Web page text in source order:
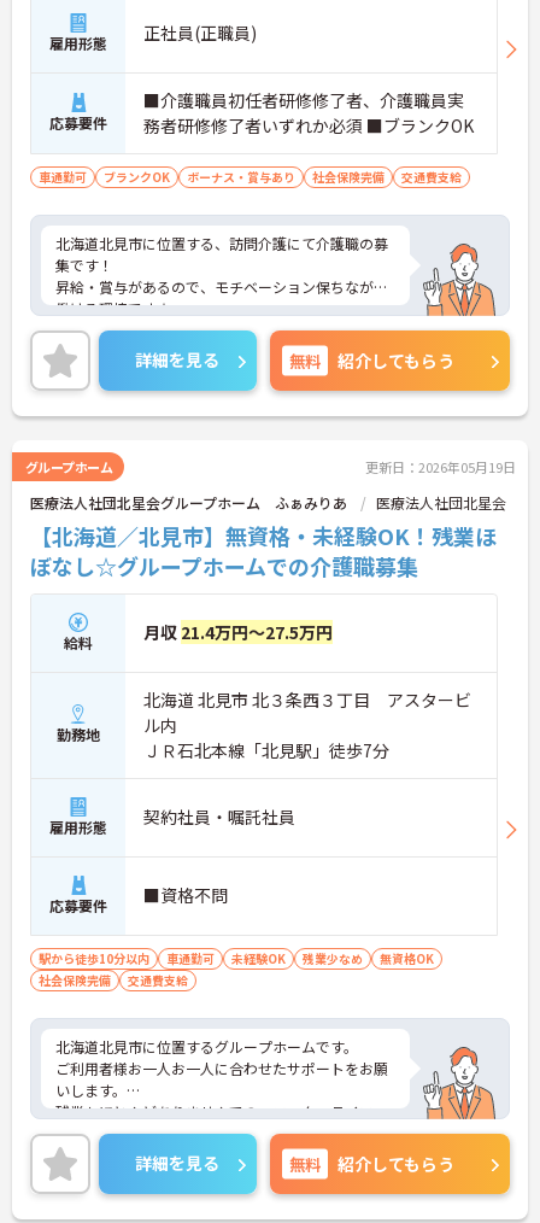
雇用形態 正社員(正職員)
応募要件
■介護職員初任者研修修了者、介護職員実
務者研修修了者いずれか必須 ■ブランクOK
車通勤可 ブランクOK ボーナス・賞与あり 社会保険完備 交通費支給
北海道北見市に位置する、訪問介護にて介護職の募
集です！
昇給・賞与があるので、モチベーション保ちながら
働ける環境です☆
また、マイカー通勤可能で無料駐車場もあるので、
通勤らくらくです◎
ご興味のある方には、面接対策ポイントなど、さら
に詳細をお話しいたしますのでお気軽にご相談くだ
さい！
詳細を見る 無料 紹介してもらう
グループホーム 更新日：2026年05月19日
医療法人社団北星会グループホーム ふぁみりあ 医療法人社団北星会
【北海道／北見市】無資格・未経験OK！残業ほ
ぼなし☆グループホームでの介護職募集
給料 月収 21.4万円～27.5万円
勤務地
北海道 北見市 北３条西３丁目 アスタービ
ル内
ＪＲ石北本線「北見駅」徒歩7分
雇用形態 契約社員・嘱託社員
応募要件 ■資格不問
駅から徒歩10分以内 車通勤可 未経験OK 残業少なめ
無資格OK
社会保険完備
交通費支給
北海道北見市に位置するグループホームです。
ご利用者様お一人お一人に合わせたサポートをお願
いします。
残業もほとんどありませんでの、ワーク・ライフ・
バランスも大切にしていただけます。
ご興味ある方には、面接対策ポイントなど、さらに
詳細をお話しいたしますのでお気軽にご相談くださ
い！
詳細を見る 無料 紹介してもらう